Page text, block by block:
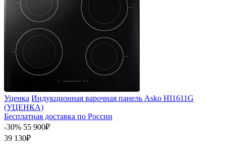
Уценка Индукционная варочная панель Asko HI1611G
(УЦЕНКА)
Бесплатная доставка по России
-30% 55 900₽
39 130₽